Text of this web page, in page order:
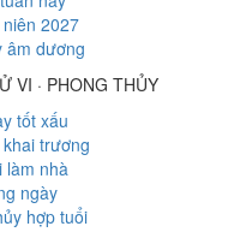
2027
âm dương
VI · PHONG THỦY
tốt xấu
trương
làm nhà
ngày
hợp tuổi